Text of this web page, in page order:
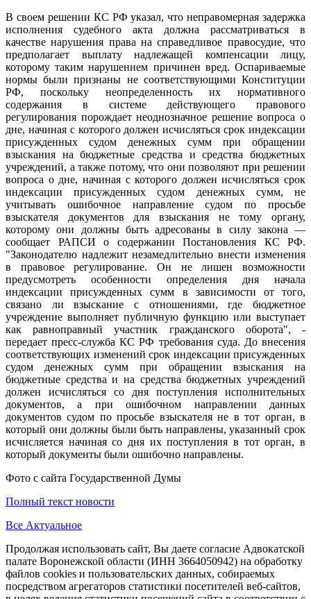
В своем решении КС РФ указал, что неправомерная задержка
исполнения судебного акта должна рассматриваться в
качестве нарушения права на справедливое правосудие, что
предполагает выплату надлежащей компенсации лицу,
которому таким нарушением причинен вред. Оспариваемые
нормы были признаны не соответствующими Конституции
РФ, поскольку неопределенность их нормативного
содержания в системе действующего правового
регулирования порождает неоднозначное решение вопроса о
дне, начиная с которого должен исчисляться срок индексации
присужденных судом денежных сумм при обращении
взыскания на бюджетные средства и средства бюджетных
учреждений, а также потому, что они позволяют при решении
вопроса о дне, начиная с которого должен исчисляться срок
индексации присужденных судом денежных сумм, не
учитывать ошибочное направление судом по просьбе
взыскателя документов для взыскания не тому органу,
которому они должны быть адресованы в силу закона —
сообщает РАПСИ о содержании Постановления КС РФ.
"Законодателю надлежит незамедлительно внести изменения
в правовое регулирование. Он не лишен возможности
предусмотреть особенности определения дня начала
индексации присужденных сумм в зависимости от того,
связано ли взыскание с отношениями, где бюджетное
учреждение выполняет публичную функцию или выступает
как равноправный участник гражданского оборота", -
передает пресс-служба КС РФ требования суда. До внесения
соответствующих изменений срок индексации присужденных
судом денежных сумм при обращении взыскания на
бюджетные средства и на средства бюджетных учреждений
должен исчисляться со дня поступления исполнительных
документов, а при ошибочном направлении данных
документов судом по просьбе взыскателя не в тот орган, в
который они должны были быть направлены, указанный срок
исчисляется начиная со дня их поступления в тот орган, в
который документы были ошибочно направлены.
Фото с сайта Государственной Думы
Полный текст новости
Все Актуальное
Продолжая использовать сайт, Вы даете согласие Адвокатской
палате Воронежской области (ИНН 3664050942) на обработку
файлов cookies и пользовательских данных, собираемых
посредством агрегаторов статистики посетителей веб-сайтов,